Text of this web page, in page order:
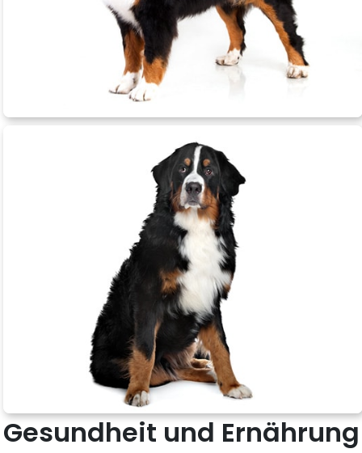
Gesundheit und Ernährung